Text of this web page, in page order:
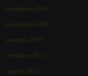
dezembro 2015
novembro 2015
outubro 2015
setembro 2015
agosto 2015